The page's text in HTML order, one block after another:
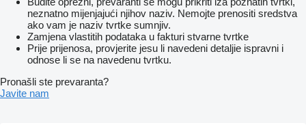
neznatno mijenjajući njihov naziv. Nemojte prenositi sredstva
ako vam je naziv tvrtke sumnjiv.
Zamjena vlastitih podataka u fakturi stvarne tvrtke
Prije prijenosa, provjerite jesu li navedeni detaljie ispravni i
odnose li se na navedenu tvrtku.
Pronašli ste prevaranta?
Javite nam